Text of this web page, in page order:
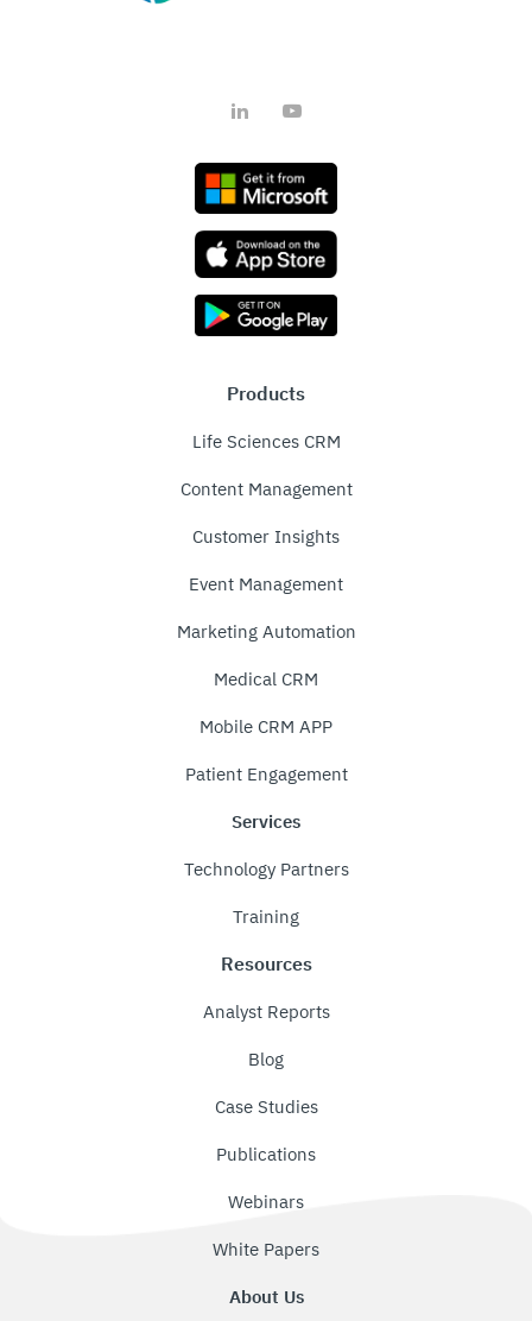
Products
Life Sciences CRM
Content Management
Customer Insights
Event Management
Marketing Automation
Medical CRM
Mobile CRM APP
Patient Engagement
Services
Technology Partners
Training
Resources
Analyst Reports
Blog
Case Studies
Publications
Webinars
White Papers
About Us
LinkedInYouTube